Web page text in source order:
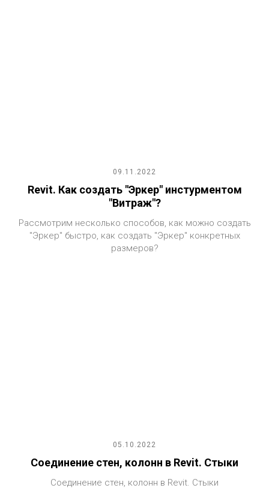
09.11.2022
Revit. Как создать "Эркер" инстурментом
"Витраж"?
Рассмотрим несколько способов, как можно создать
"Эркер" быстро, как создать "Эркер" конкретных
размеров?
05.10.2022
Соединение стен, колонн в Revit. Стыки
Соединение стен, колонн в Revit. Стыки